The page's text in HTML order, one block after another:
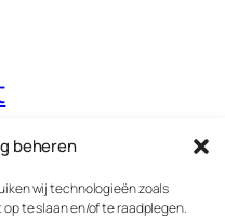
beheren
wij technologieën zoals
te slaan en/of te raadplegen.
interessante